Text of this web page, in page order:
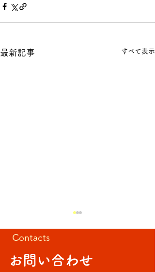
最新記事 すべて表示
久しぶりに🥪
Contacts
お問い合わせ